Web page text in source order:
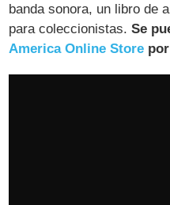
banda sonora, un libro de
para coleccionistas.Se
America Online Store